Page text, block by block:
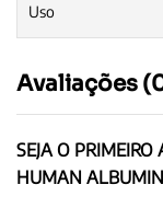
Uso
Avaliações
SEJA O
HUMAN